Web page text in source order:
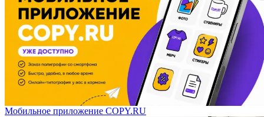
Мобильное приложение COPY.RU